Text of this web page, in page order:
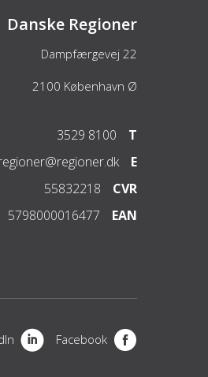
Danske Regioner
Dampfærgevej 22
2100 København Ø
3529 8100
T
E
55832218
CVR
5798000016477
EAN
Facebook